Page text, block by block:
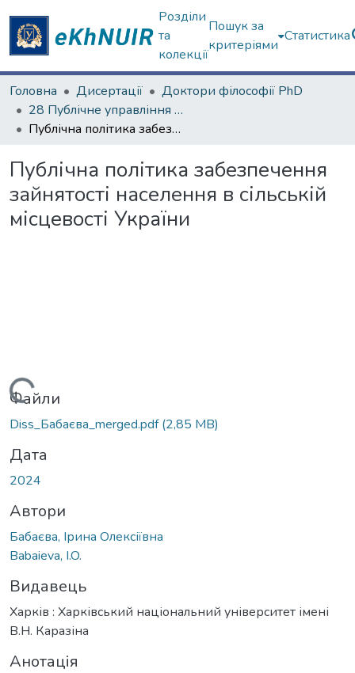
Розділи
та
колекції
Пошук за
критеріями
Статистика
Головна Дисертації
Доктори філософії PhD
28 Публічне управління та адміністрування
Публічна політика забезпечення зайнятості населення в сільській місцевості України
Публічна політика забезпечення
зайнятості населення в сільській
місцевості України
Файли
Diss_Бабаєва_merged.pdf(2,85 MB)
Дата
2024
Автори
Бабаєва, Ірина Олексіївна
Babaieva, I.O.
Видавець
Харків : Харківський національний університет імені
В.Н. Каразіна
Анотація